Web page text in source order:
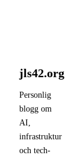
jls42.org
Personlig
blogg om
AI,
infrastruktur
och tech-